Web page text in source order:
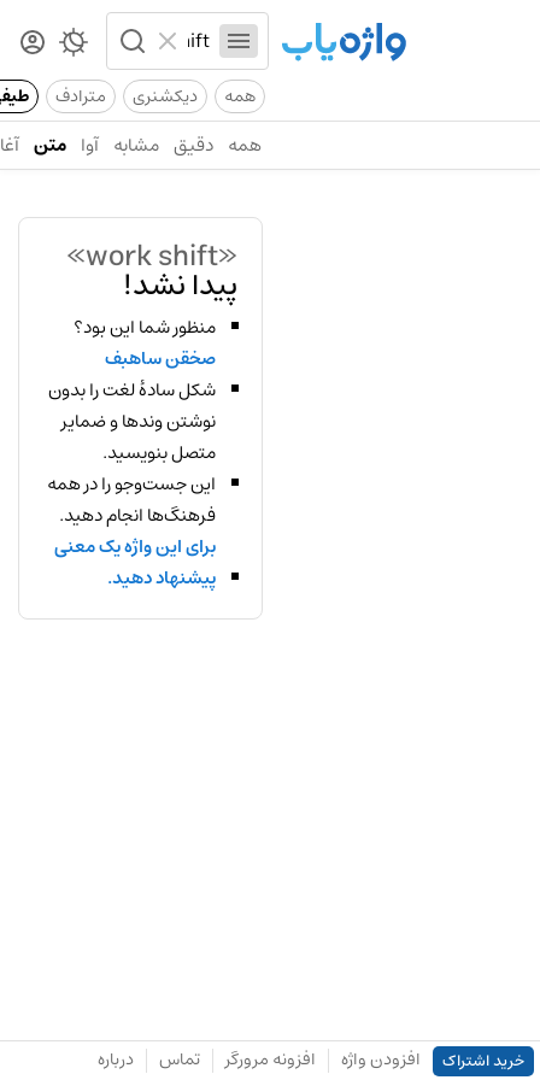
همه دیکشنری مترادف
همه دقیق مشابه آوا متن
«work shift»
پیدا نشد!
منظور شما این بود؟
صخقن ساهبف
شکل سادهٔ لغت را بدون
نوشتن وندها و ضمایر
متصل بنویسید.
این جست‌وجو را در همه
فرهنگ‌ها انجام دهید.
برای این واژه یک معنی
پیشنهاد دهید.
خرید اشتراک افزودن واژه افزونه مرورگر تماس درباره